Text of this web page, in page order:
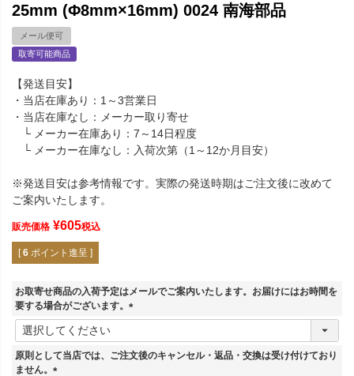
25mm (Φ8mm×16mm) 0024 南海部品
メール便可
取寄可能商品
【発送目安】
・当店在庫あり：1～3営業日
・当店在庫なし：メーカー取り寄せ
└ メーカー在庫あり：7～14日程度
└ メーカー在庫なし：入荷次第（1～12か月目安）
※発送目安は参考情報です。実際の発送時期はご注文後に改めて
ご案内いたします。
販売価格 ¥605税込
[ 6 ポイント進呈 ]
お取寄せ商品の入荷予定はメールでご案内いたします。お届けにはお時間を
要する場合がございます。
(
須
原則として当店では、ご注文後のキャンセル・返品・交換は受け付けており
ません。